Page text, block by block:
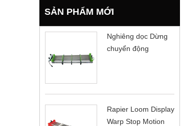
SẢN PHẨM MỚI
Nghiêng dọc Dừng
chuyển động
Rapier Loom Display
Warp Stop Motion